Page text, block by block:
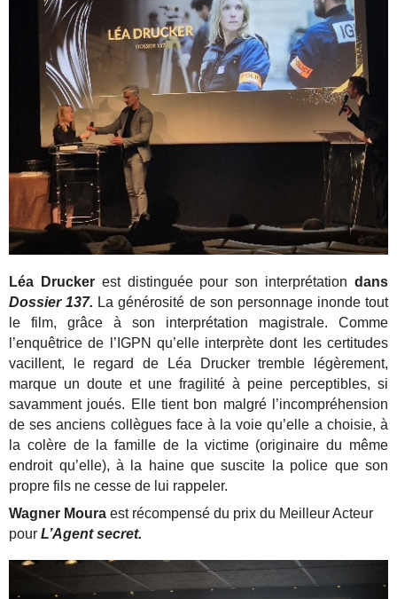
Léa Druckerest distinguée pour son interprétation dans
Dossier 137. La générosité de son personnage inonde tout
le film, grâce à son interprétation magistrale. Comme
l’enquêtrice de l’IGPN qu’elle interprète dont les certitudes
vacillent, le regard de Léa Drucker tremble légèrement,
marque un doute et une fragilité à peine perceptibles, si
savamment joués. Elle tient bon malgré l’incompréhension
de ses anciens collègues face à la voie qu’elle a choisie, à
la colère de la famille de la victime (originaire du même
endroit qu’elle), à la haine que suscite la police que son
propre fils ne cesse de lui rappeler.
Wagner Moura est récompensé du prix du Meilleur Acteur
pourL’Agent secret.